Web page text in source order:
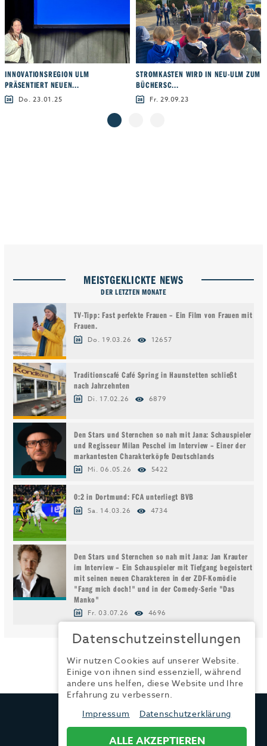
INNOVATIONSREGION ULM
PRÄSENTIERT NEUEN...
Do. 23.01.25
STROMKASTEN WIRD IN NEU-ULM ZUM
BÜCHERSC...
Fr. 29.09.23
MEISTGEKLICKTE NEWS
DER LETZTEN MONATE
TV-Tipp: Fast perfekte Frauen – Ein Film von Frauen mit
Frauen.
Do. 19.03.26 12657
Traditionscafé Café Spring in Haunstetten schließt
nach Jahrzehnten
Di. 17.02.26 6879
Den Stars und Sternchen so nah mit Jana: Schauspieler
und Regisseur Milan Peschel im Interview – Einer der
markantesten Charakterköpfe Deutschlands
Mi. 06.05.26 5422
0:2 in Dortmund: FCA unterliegt BVB
Sa. 14.03.26 4734
Den Stars und Sternchen so nah mit Jana: Jan Krauter
im Interview – Ein Schauspieler mit Tiefgang begeistert
mit seinen neuen Charakteren in der ZDF-Komödie
"Fang mich doch!" und in der Comedy-Serie "Das
Manko"
Fr. 03.07.26 4696
TRENDYONE
Datenschutzeinstellungen
Wir nutzen Cookies auf unserer Website.
Einige von ihnen sind essenziell, während
andere uns helfen, diese Website und Ihre
Erfahrung zu verbessern.
Impressum
Datenschutzerklärung
ALLE AKZEPTIEREN